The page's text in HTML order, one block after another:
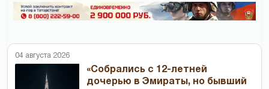
04 августа 2026
«Собрались с 12-летней
дочерью в Эмираты, но бывший